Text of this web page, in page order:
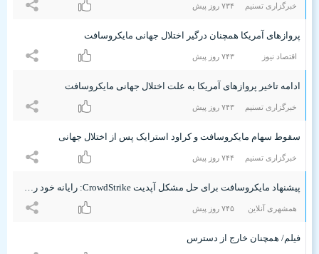
خبرگزاری تسنیم ۷٣۴ روز پیش
پروازهای آمریکا همچنان درگیر اختلال جهانی مایکروسافت
اقتصاد نیوز ۷۴٣ روز پیش
ادامه تاخیر پروازهای آمریکا به علت اختلال جهانی مایکروسافت
خبرگزاری تسنیم ۷۴٣ روز پیش
سقوط سهام مایکروسافت و کراود استرایک پس از اختلال جهانی
خبرگزاری تسنیم ۷۴۴ روز پیش
پیشنهاد مایکروسافت برای حل مشکل آپدیت CrowdStrike: رایانه خود را تا ۱۵ بار ریبوت کنید!
همشهری آنلاین ۷۴۵ روز پیش
فیلم/ همچنان خارج از دسترس